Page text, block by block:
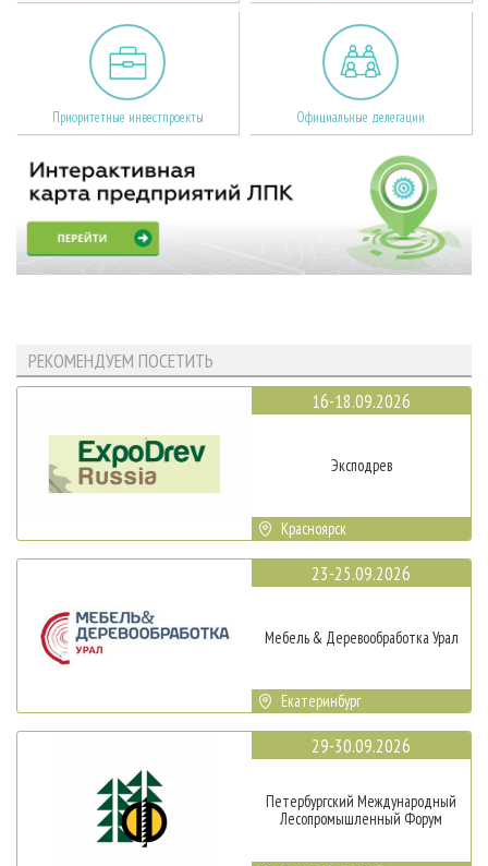
Приоритетные инвестпроекты Официальные делегации
РЕКОМЕНДУЕМ ПОСЕТИТЬ
16-18.09.2026
Эксподрев
Красноярск
23-25.09.2026
Мебель & Деревообработка Урал
Екатеринбург
29-30.09.2026
Петербургский Международный
Лесопромышленный Форум